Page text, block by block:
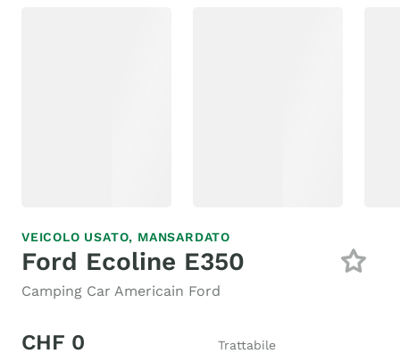
VEICOLO USATO, MANSARDATO
Ford Ecoline E350
Camping Car Americain Ford
CHF 0 Trattabile